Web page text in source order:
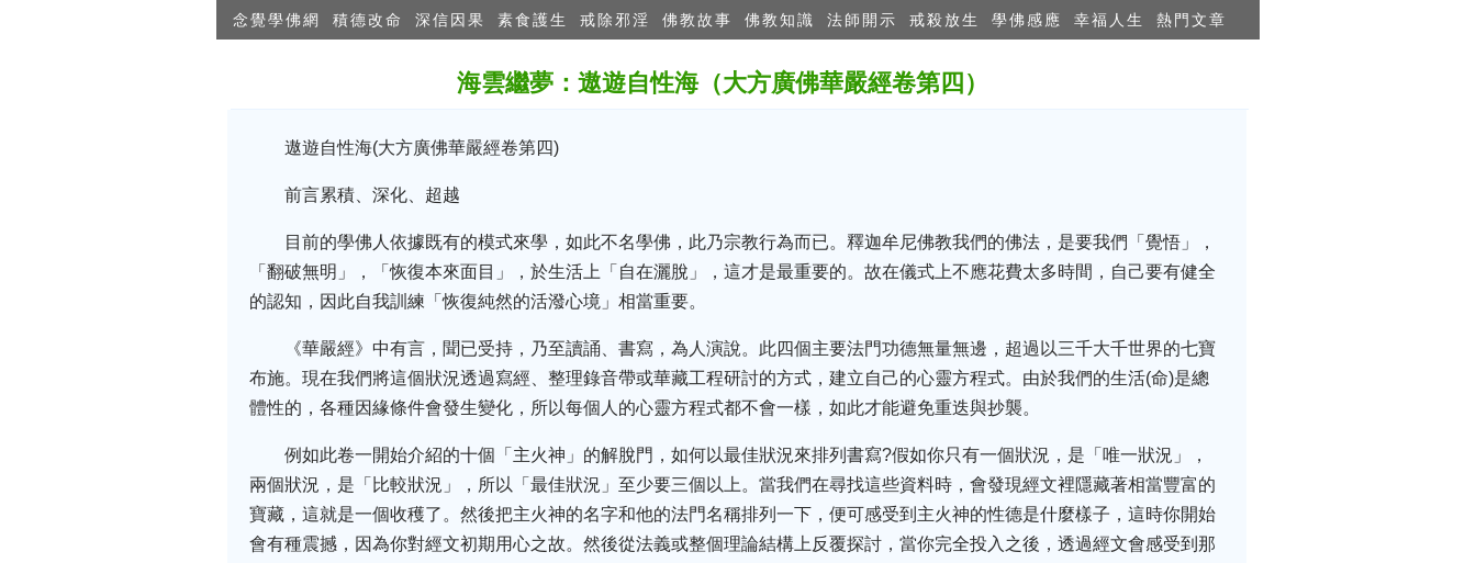
念覺學佛網 積德改命 深信因果 素食護生 戒除邪淫 佛教故事 佛教知識 法師開示 戒殺放生 學佛感應 幸福人生 熱門文章
海雲繼夢：遨遊自性海（大方廣佛華嚴經卷第四）
遨遊自性海(大方廣佛華嚴經卷第四)
前言累積、深化、超越
目前的學佛人依據既有的模式來學，如此不名學佛，此乃宗教行為而已。釋迦牟尼佛教我們的佛法，是要我們「覺悟」，
「翻破無明」，「恢復本來面目」，於生活上「自在灑脫」，這才是最重要的。故在儀式上不應花費太多時間，自己要有健全
的認知，因此自我訓練「恢復純然的活潑心境」相當重要。
《華嚴經》中有言，聞已受持，乃至讀誦、書寫，為人演說。此四個主要法門功德無量無邊，超過以三千大千世界的七寶
布施。現在我們將這個狀況透過寫經、整理錄音帶或華藏工程研討的方式，建立自己的心靈方程式。由於我們的生活(命)是總
體性的，各種因緣條件會發生變化，所以每個人的心靈方程式都不會一樣，如此才能避免重迭與抄襲。
例如此卷一開始介紹的十個「主火神」的解脫門，如何以最佳狀況來排列書寫?假如你只有一個狀況，是「唯一狀況」，
兩個狀況，是「比較狀況」，所以「最佳狀況」至少要三個以上。當我們在尋找這些資料時，會發現經文裡隱藏著相當豐富的
寶藏，這就是一個收穫了。然後把主火神的名字和他的法門名稱排列一下，便可感受到主火神的性德是什麼樣子，這時你開始
會有種震撼，因為你對經文初期用心之故。然後從法義或整個理論結構上反覆探討，當你完全投入之後，透過經文會感受到那